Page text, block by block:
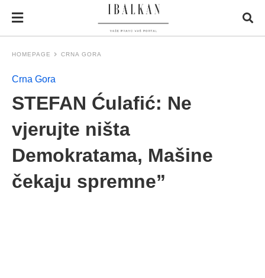
HOMEPAGE CRNA GORA
Crna Gora
STEFAN Ćulafić: Ne
vjerujte ništa
Demokratama, Mašine
čekaju spremne”